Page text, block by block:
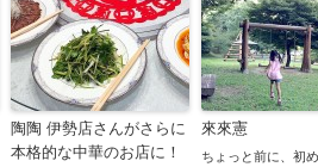
陶陶 伊勢店さんがさらに
本格的な中華のお店に！
來來憲
ちょっと前に、初